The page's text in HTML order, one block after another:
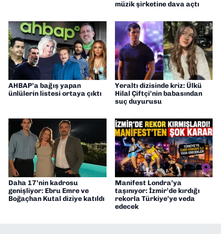
müzik şirketine dava açtı
AHBAP’a bağış yapan
ünlülerin listesi ortaya çıktı
Yeraltı dizisinde kriz: Ülkü
Hilal Çiftçi’nin babasından
suç duyurusu
Daha 17’nin kadrosu
genişliyor: Ebru Emre ve
Boğaçhan Kutal diziye katıldı
Manifest Londra’ya
taşınıyor: İzmir’de kırdığı
rekorla Türkiye’ye veda
edecek